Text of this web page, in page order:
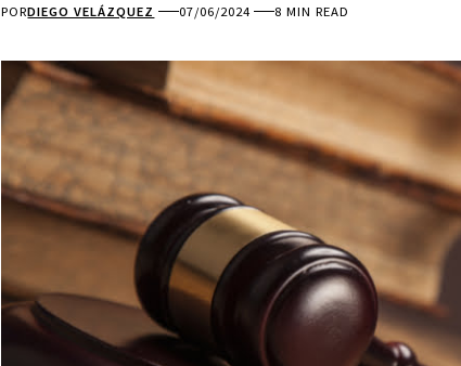
PORDIEGO VELÁZQUEZ 07/06/2024 8 MIN READ